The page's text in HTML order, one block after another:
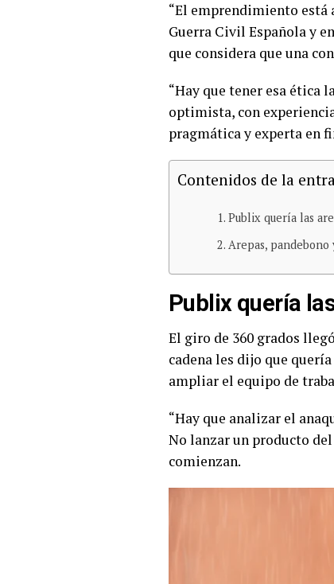
“El emprendimiento está
Guerra Civil Española y
que considera que una
“Hay que tener esa ética
optimista, con
pragmática y experta en
Contenidos de la
Publix quería las
Arepas, pandebono
Publix quería
El giro de 360 grados
cadena les dijo que
ampliar el equipo de
“Hay que analizar el
No lanzar un producto
comienzan.